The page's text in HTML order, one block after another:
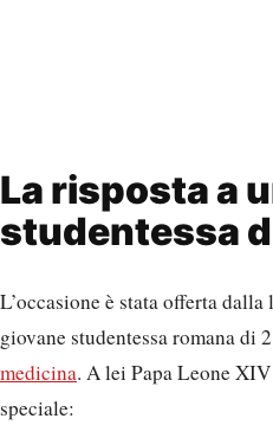
La risposta a
studentessa
L’occasione è stata offerta dalla
giovane studentessa romana
medicina. A lei Papa Leone
speciale: